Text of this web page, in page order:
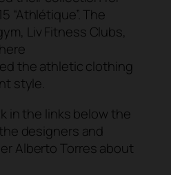
“Athlétique”. The
Liv Fitness Clubs,
the athletic clothing
style.
in the links below the
designers and
Alberto Torres about